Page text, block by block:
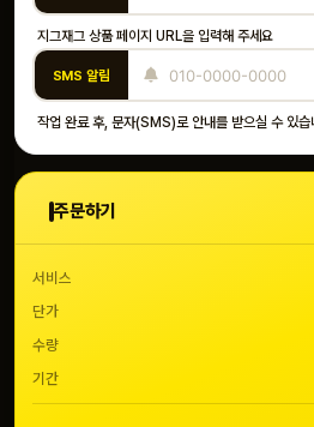
지그재그 상품 페이지 URL을 입력해 주세요
SMS 알림
작업 완료 후, 문자(SMS)로 안내를 받으실 수 있습
주문하기
서비스
단가
수량
기간